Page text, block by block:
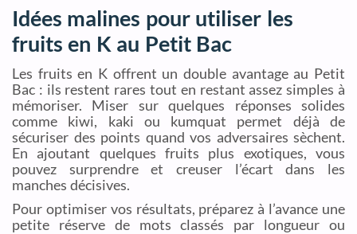
Idées malines pour utiliser les
fruits en K au Petit Bac
Les fruits en K offrent un double avantage au Petit
Bac : ils restent rares tout en restant assez simples à
mémoriser. Miser sur quelques réponses solides
comme kiwi, kaki ou kumquat permet déjà de
sécuriser des points quand vos adversaires sèchent.
En ajoutant quelques fruits plus exotiques, vous
pouvez surprendre et creuser l’écart dans les
manches décisives.
Pour optimiser vos résultats, préparez à l’avance une
petite réserve de mots classés par longueur ou